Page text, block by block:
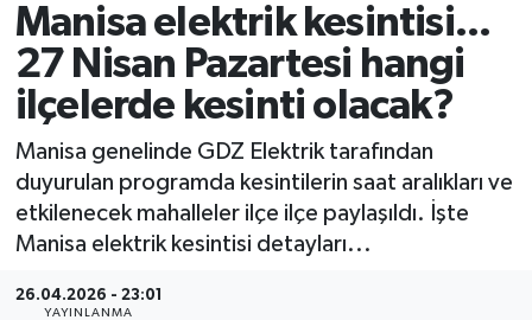
Manisa elektrik kesintisi...
27 Nisan Pazartesi hangi
ilçelerde kesinti olacak?
Manisa genelinde GDZ Elektrik tarafından
duyurulan programda kesintilerin saat aralıkları ve
etkilenecek mahalleler ilçe ilçe paylaşıldı. İşte
Manisa elektrik kesintisi detayları...
26.04.2026 - 23:01
YAYINLANMA
Spor
Ekonomi
Sağlık
Magazin
Tüm Manşetler
Son Dakika Haberleri
Haber Arşivi